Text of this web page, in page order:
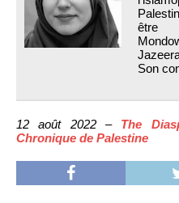
être
Son
12 août 2022 – The
Chronique de Palestine